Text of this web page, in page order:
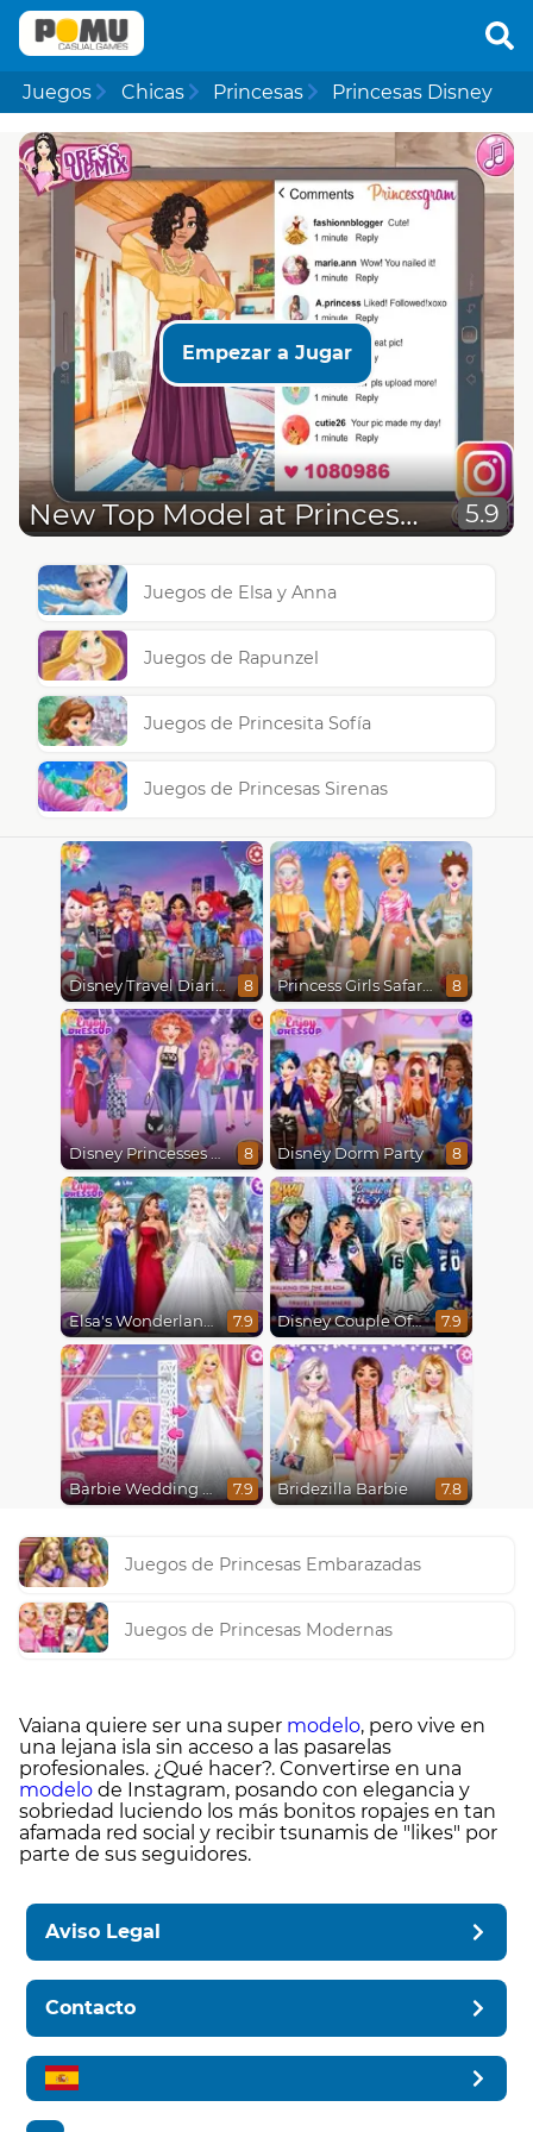
Juegos Chicas Princesas Princesas Disney
Empezar a Jugar
New Top Model at Princessgram 5.9
Juegos de Elsa y Anna
Juegos de Rapunzel
Juegos de Princesita Sofía
Juegos de Princesas Sirenas
Disney Travel Diaries: City Break 8 Princess Girls Safari Trip 8
Disney Princesses Runway Show 8 Disney Dorm Party 8
Elsa's Wonderland Wedding 7.9 Disney Couple Of The Year 7.9
Barbie Wedding Fun 7.9 Bridezilla Barbie 7.8
Juegos de Princesas Embarazadas
Juegos de Princesas Modernas
Vaiana quiere ser una super modelo, pero vive en
una lejana isla sin acceso a las pasarelas
profesionales. ¿Qué hacer?. Convertirse en una
modelo de Instagram, posando con elegancia y
sobriedad luciendo los más bonitos ropajes en tan
afamada red social y recibir tsunamis de "likes" por
parte de sus seguidores.
Aviso Legal
Contacto